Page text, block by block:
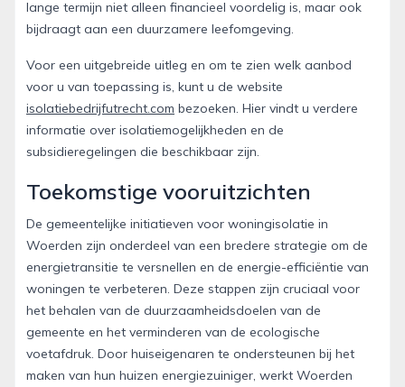
lange termijn niet alleen financieel voordelig is, maar ook
bijdraagt aan een duurzamere leefomgeving.
Voor een uitgebreide uitleg en om te zien welk aanbod
voor u van toepassing is, kunt u de website
isolatiebedrijfutrecht.com bezoeken. Hier vindt u verdere
informatie over isolatiemogelijkheden en de
subsidieregelingen die beschikbaar zijn.
Toekomstige vooruitzichten
De gemeentelijke initiatieven voor woningisolatie in
Woerden zijn onderdeel van een bredere strategie om de
energietransitie te versnellen en de energie-efficiëntie van
woningen te verbeteren. Deze stappen zijn cruciaal voor
het behalen van de duurzaamheidsdoelen van de
gemeente en het verminderen van de ecologische
voetafdruk. Door huiseigenaren te ondersteunen bij het
maken van hun huizen energiezuiniger, werkt Woerden